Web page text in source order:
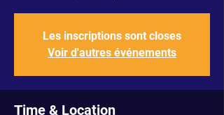
Les inscriptions sont closes
Voir d'autres événements
Time & Location